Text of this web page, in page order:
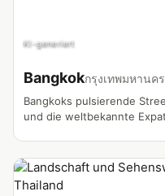
KI-generiert
Bangkokกรุงเทพมหานคร
Bangkoks pulsierende
und die weltbekannte